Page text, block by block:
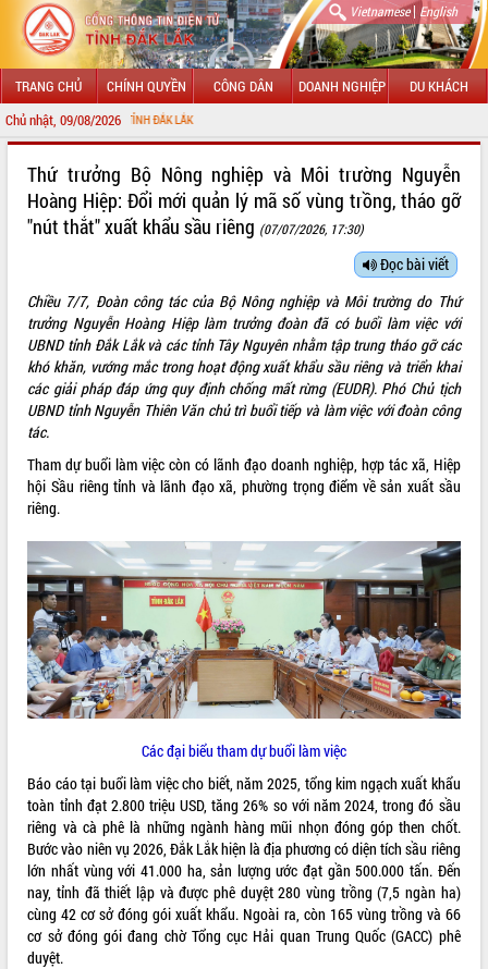
Vietnamese| English
TRANG CHỦ CHÍNH QUYỀN CÔNG DÂN DOANH NGHIỆP DU KHÁCH
Chủ nhật, 09/08/2026
LÃNH ĐẠO UBND TỈNH
SỞ, BAN, NGÀNH
UBND CÁC XÃ, PHƯỜNG
THÔNG TIN CHỈ ĐẠO ĐIỀU HÀNH
HỆ THỐNG VĂN BẢN
VĂN BẢN HĐND TỈNH
ĐIỂM TIN VĂN BẢN
QUY HOẠCH - KẾ HOẠCH
Thứ trưởng Bộ Nông nghiệp và Môi trường Nguyễn
Hoàng Hiệp: Đổi mới quản lý mã số vùng trồng, tháo gỡ
"nút thắt" xuất khẩu sầu riêng (07/07/2026, 17:30)
Đọc bài viết
Chiều 7/7, Đoàn công tác của Bộ Nông nghiệp và Môi trường do Thứ
trưởng Nguyễn Hoàng Hiệp làm trưởng đoàn đã có buổi làm việc với
UBND tỉnh Đắk Lắk và các tỉnh Tây Nguyên nhằm tập trung tháo gỡ các
khó khăn, vướng mắc trong hoạt động xuất khẩu sầu riêng và triển khai
các giải pháp đáp ứng quy định chống mất rừng (EUDR). Phó Chủ tịch
UBND tỉnh Nguyễn Thiên Văn chủ trì buổi tiếp và làm việc với đoàn công
tác.
Tham dự buổi làm việc còn có lãnh đạo doanh nghiệp, hợp tác xã, Hiệp
hội Sầu riêng tỉnh và lãnh đạo xã, phường trọng điểm về sản xuất sầu
riêng.
Các đại biểu tham dự buổi làm việc
Báo cáo tại buổi làm việc cho biết, năm 2025, tổng kim ngạch xuất khẩu
toàn tỉnh đạt 2.800 triệu USD, tăng 26% so với năm 2024, trong đó sầu
riêng và cà phê là những ngành hàng mũi nhọn đóng góp then chốt.
Bước vào niên vụ 2026, Đắk Lắk hiện là địa phương có diện tích sầu riêng
lớn nhất vùng với 41.000 ha, sản lượng ước đạt gần 500.000 tấn. Đến
nay, tỉnh đã thiết lập và được phê duyệt 280 vùng trồng (7,5 ngàn ha)
cùng 42 cơ sở đóng gói xuất khẩu. Ngoài ra, còn 165 vùng trồng và 66
cơ sở đóng gói đang chờ Tổng cục Hải quan Trung Quốc (GACC) phê
duyệt.